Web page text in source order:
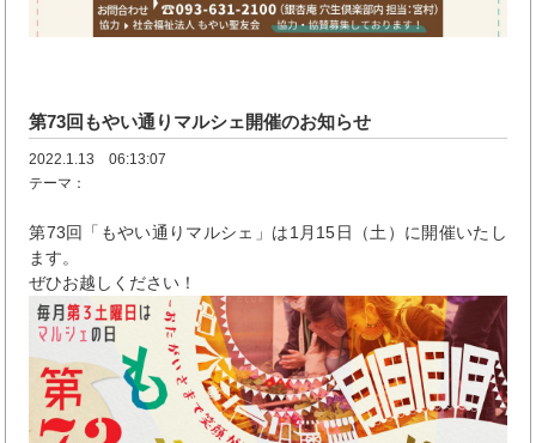
第73回もやい通りマルシェ開催のお知らせ
2022.1.13 06:13:07
テーマ：
第73回「もやい通りマルシェ」は1月15日（土）に開催いたし
ます。
ぜひお越しください！